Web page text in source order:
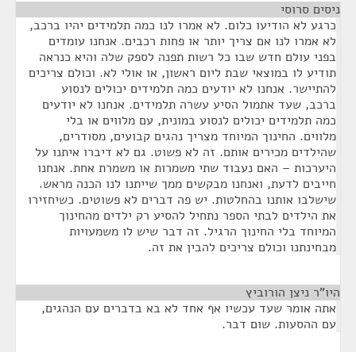
ניסים סרוסי
כרגע לא הודיעו כלום. לא אמרו לנו כמה תלמידים יהיו ברכב,
לא אמרו לנו אם צריך יותר או פחות רכבים. אנחנו עומדים
בפני עולם חדש שבו כל רשות תפנה לספק שלה והיא כנראה
תודיע לו במוצאי שבת ליום ראשון, או אולי לא. וכולם צריכים
להתיישר. אנחנו לא יודעים כמה תלמידים יכולים לנסוע
ברכב, שעד אתמול הסיע עשרה תלמידים. אנחנו לא יודעים
כמה תלמידים יכולים לנסוע במונית, עם מלווים או בלי
מלווים. החינוך המיוחד מצריך נהגים קבועים, מסודרים,
שהילדים מכירים אותם. זה לא פשוט. גם לא דיברו איתנו על
היערכות – האם נעבוד שתי משמרות או משמרת אחת. אנחנו
חייבים לדעת, ואנחנו מבקשים ממך שייתנו לנו הכנה מראש.
שישלבו אותנו בהחלטות. יש פה דברים לא פשוטים. כשיחזירו
את הילדים לבתי הספר נתחיל להסיע רק ילדים מהחינוך
המיוחד בלי החינוך הרגיל. זה דבר שיש לו משמעויות
מבחינתנו וכולם צריכים להבין את זה.
היו"ר ניצן הורוביץ
אתה אומר שעד עכשיו אף אחד לא בא בדברים עם הנהגים,
עם ההסעות. שום דבר.